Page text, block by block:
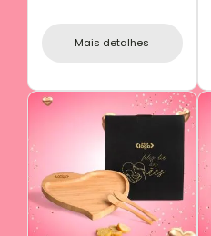
Mais detalhes